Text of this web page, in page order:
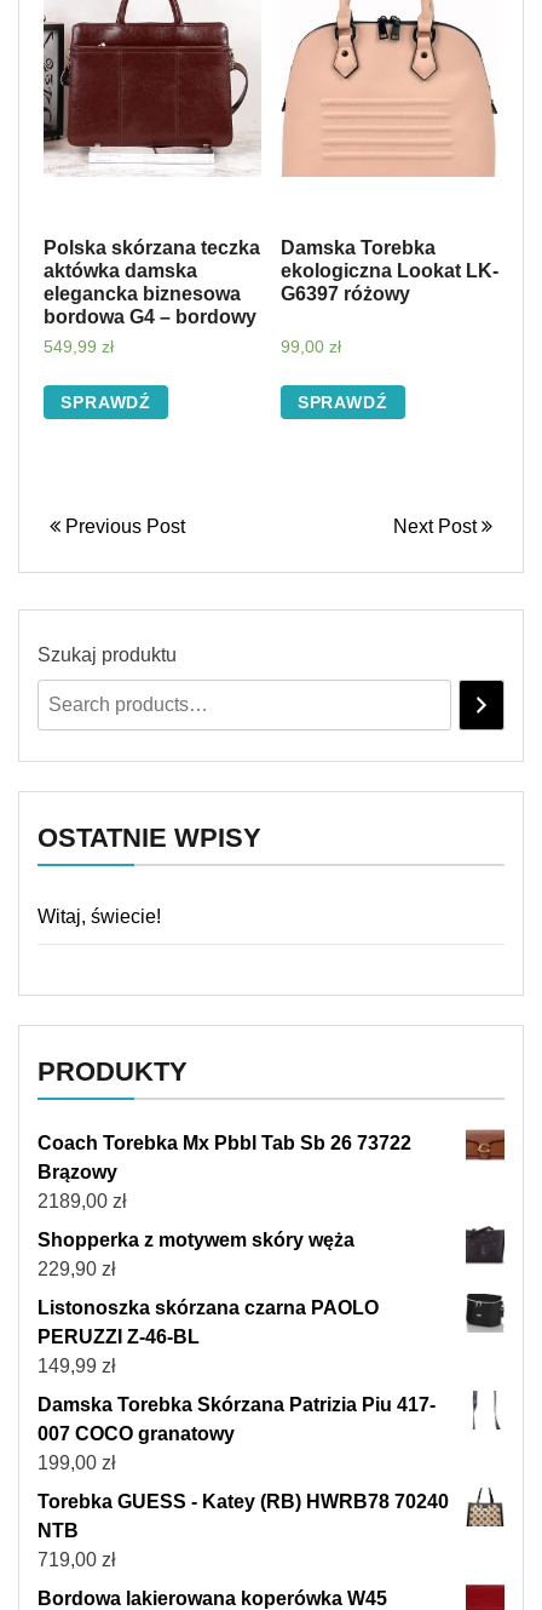
Polska skórzana teczka
aktówka damska
elegancka biznesowa
bordowa G4 – bordowy
549,99 zł
SPRAWDŹ
Damska Torebka
ekologiczna Lookat LK-
G6397 różowy
99,00 zł
SPRAWDŹ
Previous Post Next Post
Szukaj produktu
OSTATNIE WPISY
Witaj, świecie!
PRODUKTY
Coach Torebka Mx Pbbl Tab Sb 26 73722
Brązowy
2189,00 zł
Shopperka z motywem skóry węża
229,90 zł
Listonoszka skórzana czarna PAOLO
PERUZZI Z-46-BL
149,99 zł
Damska Torebka Skórzana Patrizia Piu 417-
007 COCO granatowy
199,00 zł
Torebka GUESS - Katey (RB) HWRB78 70240
NTB
719,00 zł
Bordowa lakierowana koperówka W45